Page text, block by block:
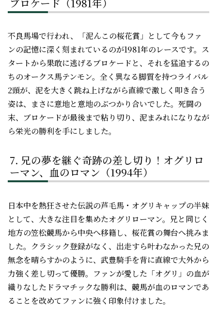
不良馬場で行われ、「泥んこの桜花賞」として今もファ
ンの記憶に深く刻まれているのが1981年のレースです。ス
タートから果敢に逃げるブロケードと、それを猛追するの
ちのオークス馬テンモン。全く異なる脚質を持つライバル
2頭が、泥を大きく跳ね上げながら直線で激しく叩き合う
姿は、まさに意地と意地のぶつかり合いでした。死闘の
末、ブロケードが最後まで粘り切り、泥まみれになりなが
ら栄光の勝利を手にしました。
兄の夢を継ぐ奇跡の差し切り！オグリロ
ーマン、血のロマン（1994年）
日本中を熱狂させた伝説の芦毛馬・オグリキャップの半妹
として、大きな注目を集めたオグリローマン。兄と同じく
地方の笠松競馬から中央へ移籍し、桜花賞の舞台へ挑みま
した。クラシック登録がなく、出走すら叶わなかった兄の
無念を晴らすかのように、武豊騎手を背に直線で大外から
力強く差し切って優勝。ファンが愛した「オグリ」の血が
織りなしたドラマチックな勝利は、競馬が血のロマンであ
ることを改めてファンに強く印象付けました。